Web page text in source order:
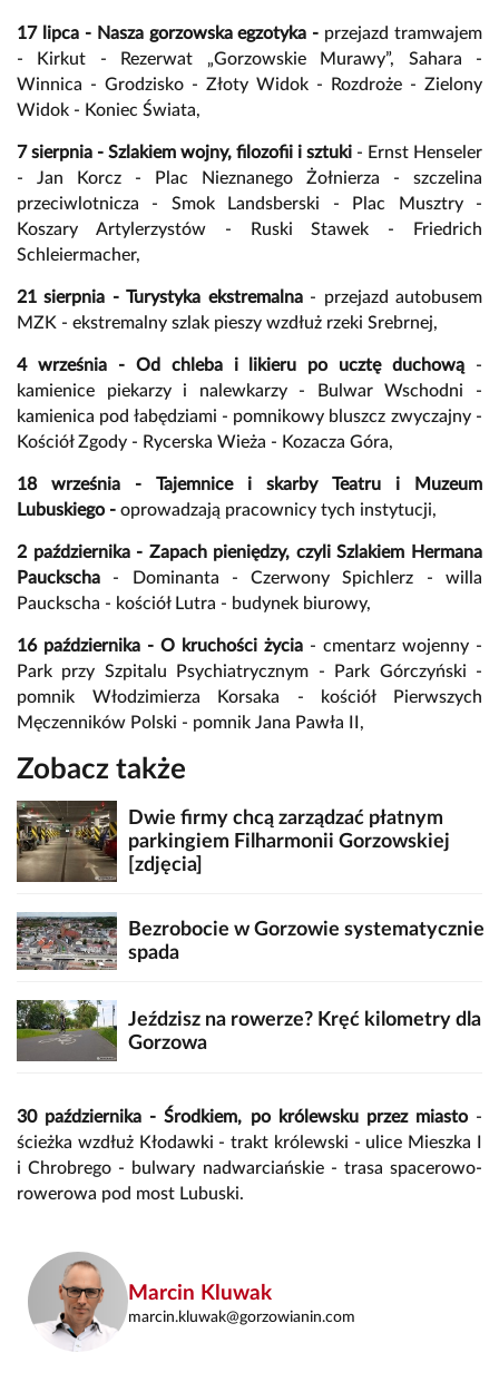
17 lipca - Nasza gorzowska egzotyka - przejazd tramwajem
- Kirkut - Rezerwat „Gorzowskie Murawy”, Sahara -
Winnica - Grodzisko - Złoty Widok - Rozdroże - Zielony
Widok - Koniec Świata,
7 sierpnia - Szlakiem wojny, filozofii i sztuki - Ernst Henseler
- Jan Korcz - Plac Nieznanego Żołnierza - szczelina
przeciwlotnicza - Smok Landsberski - Plac Musztry -
Koszary Artylerzystów - Ruski Stawek - Friedrich
Schleiermacher,
21 sierpnia - Turystyka ekstremalna- przejazd autobusem
MZK - ekstremalny szlak pieszy wzdłuż rzeki Srebrnej,
4 września - Od chleba i likieru po ucztę duchową -
kamienice piekarzy i nalewkarzy - Bulwar Wschodni -
kamienica pod łabędziami - pomnikowy bluszcz zwyczajny -
Kościół Zgody - Rycerska Wieża - Kozacza Góra,
18 września - Tajemnice i skarby Teatru i Muzeum
Lubuskiego - oprowadzają pracownicy tych instytucji,
2 października - Zapach pieniędzy, czyli Szlakiem Hermana
Pauckscha - Dominanta - Czerwony Spichlerz - willa
Pauckscha - kościół Lutra - budynek biurowy,
16 października - O kruchości życia - cmentarz wojenny -
Park przy Szpitalu Psychiatrycznym - Park Górczyński -
pomnik Włodzimierza Korsaka - kościół Pierwszych
Męczenników Polski - pomnik Jana Pawła II,
Zobacz także
Dwie firmy chcą zarządzać płatnym
parkingiem Filharmonii Gorzowskiej
[zdjęcia]
Bezrobocie w Gorzowie systematycznie
spada
Jeździsz na rowerze? Kręć kilometry dla
Gorzowa
30 października - Środkiem, po królewsku przez miasto-
ścieżka wzdłuż Kłodawki - trakt królewski - ulice Mieszka I
i Chrobrego - bulwary nadwarciańskie - trasa spacerowo-
rowerowa pod most Lubuski.
Marcin Kluwak
marcin.kluwak@gorzowianin.com